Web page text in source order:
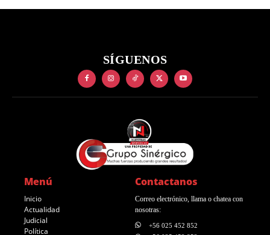
SÍGUENOS
Menú
Inicio
Actualidad
Judicial
Política
Contactanos
Correo electrónico, llama o chatea con
nosotras:
+56 025 452 852